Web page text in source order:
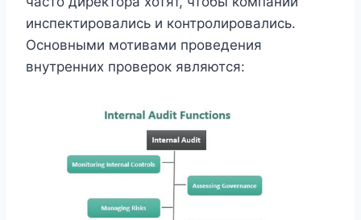
инспектировались и контролировались.
Основными мотивами проведения
внутренних проверок являются: